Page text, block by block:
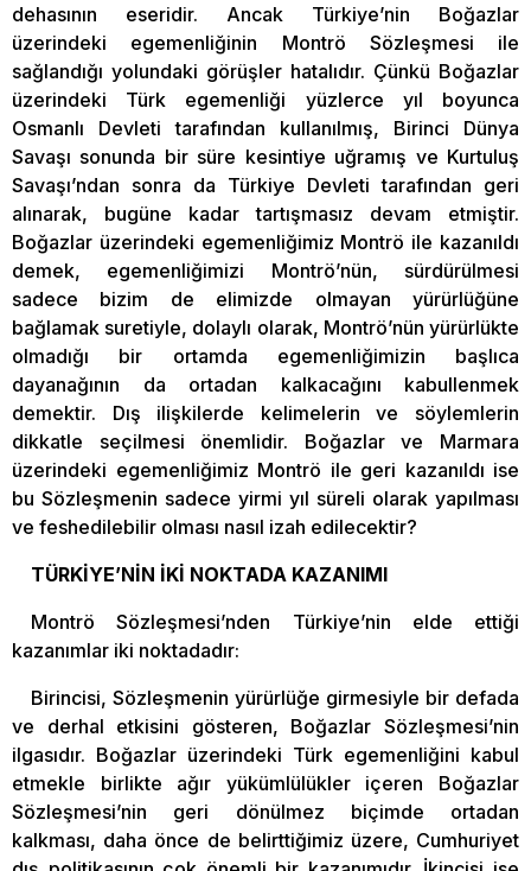
dehasının eseridir. Ancak Türkiye’nin Boğazlar
üzerindeki egemenliğinin Montrö Sözleşmesi ile
sağlandığı yolundaki görüşler hatalıdır. Çünkü Boğazlar
üzerindeki Türk egemenliği yüzlerce yıl boyunca
Osmanlı Devleti tarafından kullanılmış, Birinci Dünya
Savaşı sonunda bir süre kesintiye uğramış ve Kurtuluş
Savaşı’ndan sonra da Türkiye Devleti tarafından geri
alınarak, bugüne kadar tartışmasız devam etmiştir.
Boğazlar üzerindeki egemenliğimiz Montrö ile kazanıldı
demek, egemenliğimizi Montrö’nün, sürdürülmesi
sadece bizim de elimizde olmayan yürürlüğüne
bağlamak suretiyle, dolaylı olarak, Montrö’nün yürürlükte
olmadığı bir ortamda egemenliğimizin başlıca
dayanağının da ortadan kalkacağını kabullenmek
demektir. Dış ilişkilerde kelimelerin ve söylemlerin
dikkatle seçilmesi önemlidir. Boğazlar ve Marmara
üzerindeki egemenliğimiz Montrö ile geri kazanıldı ise
bu Sözleşmenin sadece yirmi yıl süreli olarak yapılması
ve feshedilebilir olması nasıl izah edilecektir?
TÜRKİYE’NİN İKİ NOKTADA KAZANIMI
Montrö Sözleşmesi’nden Türkiye’nin elde ettiği
kazanımlar iki noktadadır:
Birincisi, Sözleşmenin yürürlüğe girmesiyle bir defada
ve derhal etkisini gösteren, Boğazlar Sözleşmesi’nin
ilgasıdır. Boğazlar üzerindeki Türk egemenliğini kabul
etmekle birlikte ağır yükümlülükler içeren Boğazlar
Sözleşmesi’nin geri dönülmez biçimde ortadan
kalkması, daha önce de belirttiğimiz üzere, Cumhuriyet